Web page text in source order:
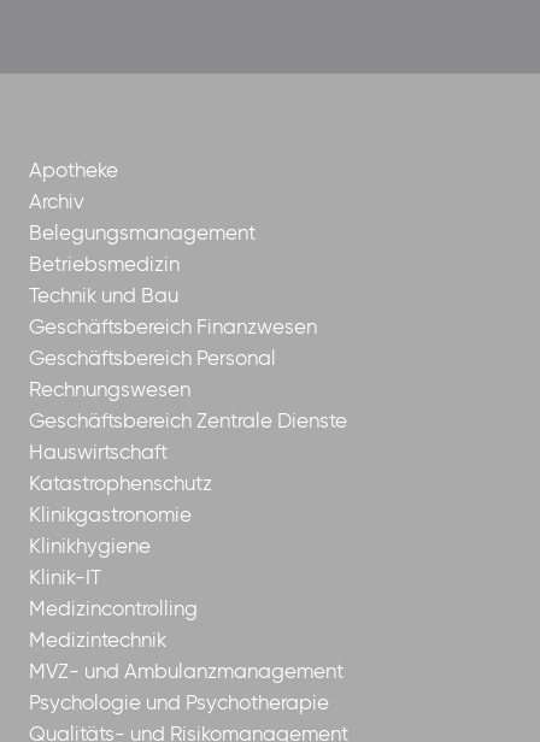
Apotheke
Archiv
Belegungsmanagement
Betriebsmedizin
Technik und Bau
Geschäftsbereich Finanzwesen
Geschäftsbereich Personal
Rechnungswesen
Geschäftsbereich Zentrale Dienste
Hauswirtschaft
Katastrophenschutz
Klinikgastronomie
Klinikhygiene
Klinik-IT
Medizincontrolling
Medizintechnik
MVZ- und Ambulanzmanagement
Psychologie und Psychotherapie
Qualitäts- und Risikomanagement